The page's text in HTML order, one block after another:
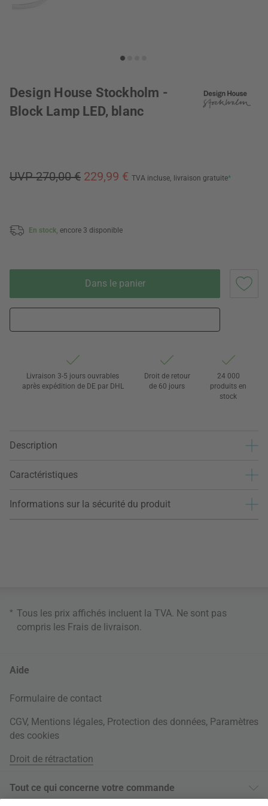
Design House Stockholm -
Block Lamp LED, blanc
UVP 270,00 € 229,99 € TVA incluse, livraison gratuite*
En stock, encore 3 disponible
Dans le panier
Livraison 3-5 jours ouvrables
après expédition de DE par DHL
Droit de retour
de 60 jours
24 000
produits en
stock
Description
Caractéristiques
Informations sur la sécurité du produit
* Tous les prix affichés incluent la TVA. Ne sont pas
compris les Frais de livraison
Aide
Formulaire de contact
CGV, Mentions légales, Protection des données, Paramètres
des cookies
Droit de rétractation
Tout ce qui concerne votre commande